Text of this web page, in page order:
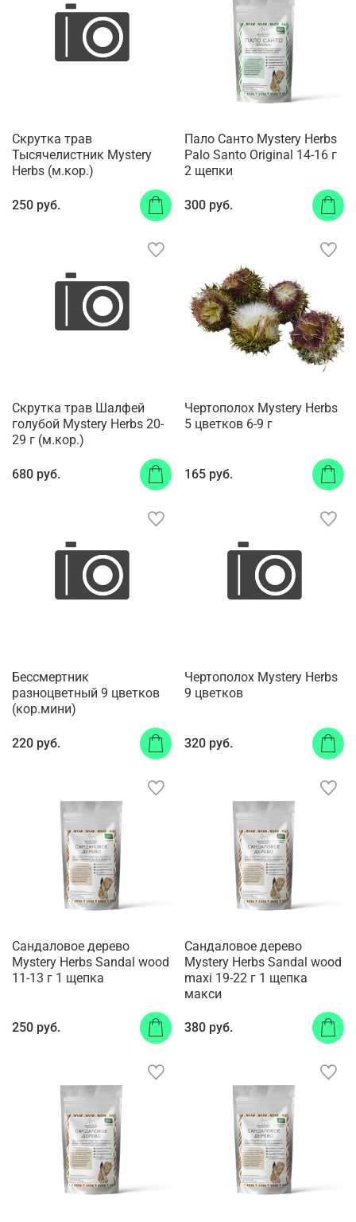
Скрутка трав
Тысячелистник Mystery
Herbs (м.кор.)
250 руб.
Пало Санто Mystery Herbs
Palo Santo Original 14-16 г
2 щепки
300 руб.
Скрутка трав Шалфей
голубой Mystery Herbs 20-
29 г (м.кор.)
680 руб.
Чертополох Mystery Herbs
5 цветков 6-9 г
165 руб.
Бессмертник
разноцветный 9 цветков
(кор.мини)
220 руб.
Чертополох Mystery Herbs
9 цветков
320 руб.
Сандаловое дерево
Mystery Herbs Sandal wood
11-13 г 1 щепка
250 руб.
Сандаловое дерево
Mystery Herbs Sandal wood
maxi 19-22 г 1 щепка
макси
380 руб.